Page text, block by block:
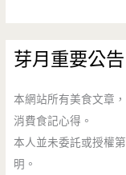
芽月重要公告
本網站所有美食文章
消費食記心得。
本人並未委託或授權
明。